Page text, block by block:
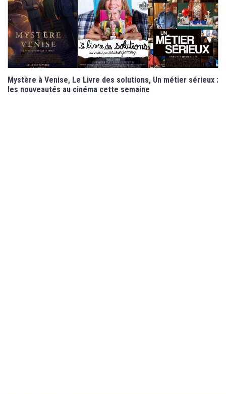
Mystère à Venise, Le Livre des solutions, Un métier sérieux :
les nouveautés au cinéma cette semaine